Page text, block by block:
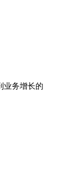
业务增长的